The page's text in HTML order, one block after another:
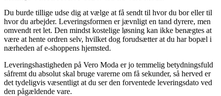
Du burde tillige udse dig at vælge at få sendt til hvor du bor eller til
hvor du arbejder. Leveringsformen er jævnligt en tand dyrere, men
omvendt ret let. Den mindst kostelige løsning kan ikke benægtes at
være at hente ordren selv, hvilket dog forudsætter at du har bopæl i
nærheden af e-shoppens hjemsted.
Leveringshastigheden på Vero Moda er jo temmelig betydningsfuld
såfremt du absolut skal bruge varerne om få sekunder, så herved er
det tydeligvis væsentligt at du ser den forventede leveringsdato ved
den pågældende vare.